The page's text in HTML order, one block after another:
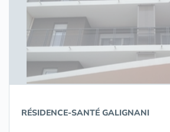
RÉSIDENCE-SANTÉ GALIGNANI